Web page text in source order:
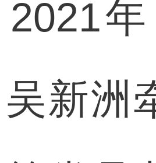
年
新洲